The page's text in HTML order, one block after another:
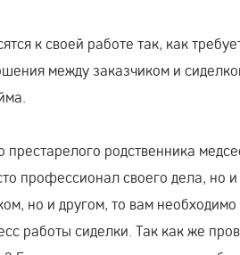
к своей работе так, как
между заказчиком и
родственника
профессионал своего дела, но
но и другом, то вам
работы сиделки. Так как же